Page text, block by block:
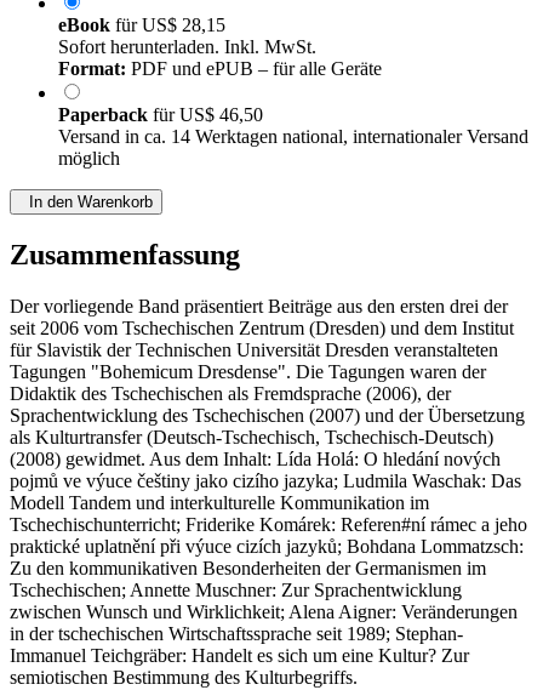
eBook fürUS$ 28,15
Sofort herunterladen. Inkl. MwSt.
Format: PDF und ePUB – für alle Geräte
Paperback fürUS$ 46,50
Versand in ca. 14 Werktagen national, internationaler Versand
möglich
In den Warenkorb
Zusammenfassung
Der vorliegende Band präsentiert Beiträge aus den ersten drei der
seit 2006 vom Tschechischen Zentrum (Dresden) und dem Institut
für Slavistik der Technischen Universität Dresden veranstalteten
Tagungen "Bohemicum Dresdense". Die Tagungen waren der
Didaktik des Tschechischen als Fremdsprache (2006), der
Sprachentwicklung des Tschechischen (2007) und der Übersetzung
als Kulturtransfer (Deutsch-Tschechisch, Tschechisch-Deutsch)
(2008) gewidmet. Aus dem Inhalt: Lída Holá: O hledání nových
pojmů ve výuce češtiny jako cizího jazyka; Ludmila Waschak: Das
Modell Tandem und interkulturelle Kommunikation im
Tschechischunterricht; Friderike Komárek: Referen#ní rámec a jeho
praktické uplatnění při výuce cizích jazyků; Bohdana Lommatzsch:
Zu den kommunikativen Besonderheiten der Germanismen im
Tschechischen; Annette Muschner: Zur Sprachentwicklung
zwischen Wunsch und Wirklichkeit; Alena Aigner: Veränderungen
in der tschechischen Wirtschaftssprache seit 1989; Stephan-
Immanuel Teichgräber: Handelt es sich um eine Kultur? Zur
semiotischen Bestimmung des Kulturbegriffs.